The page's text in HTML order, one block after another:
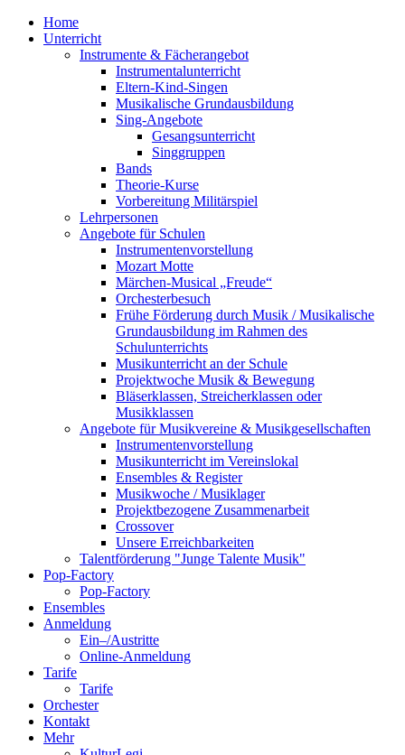
Home
Unterricht
Instrumente & Fächerangebot
Instrumentalunterricht
Eltern-Kind-Singen
Musikalische Grundausbildung
Sing-Angebote
Gesangsunterricht
Singgruppen
Bands
Theorie-Kurse
Vorbereitung Militärspiel
Lehrpersonen
Angebote für Schulen
Instrumentenvorstellung
Mozart Motte
Märchen-Musical „Freude“
Orchesterbesuch
Frühe Förderung durch Musik / Musikalische
Grundausbildung im Rahmen des
Schulunterrichts
Musikunterricht an der Schule
Projektwoche Musik & Bewegung
Bläserklassen, Streicherklassen oder
Musikklassen
Angebote für Musikvereine & Musikgesellschaften
Instrumentenvorstellung
Musikunterricht im Vereinslokal
Ensembles & Register
Musikwoche / Musiklager
Projektbezogene Zusammenarbeit
Crossover
Unsere Erreichbarkeiten
Talentförderung "Junge Talente Musik"
Pop-Factory
Pop-Factory
Ensembles
Anmeldung
Ein–/Austritte
Online-Anmeldung
Tarife
Tarife
Orchester
Kontakt
Mehr